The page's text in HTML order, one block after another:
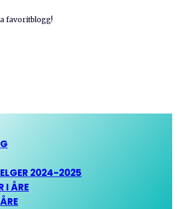
favoritblogg!
2024-2025
I ÅRE